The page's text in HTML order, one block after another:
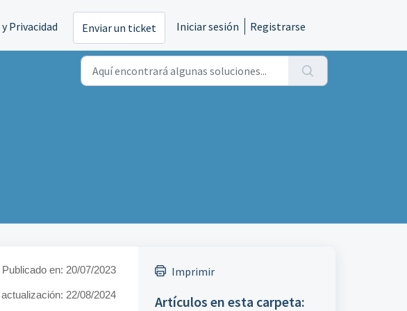
Privacidad Enviar un ticket Iniciar sesión Registrarse
Publicado en: 20/07/2023
22/08/2024
Imprimir
Artículos en esta carpeta: